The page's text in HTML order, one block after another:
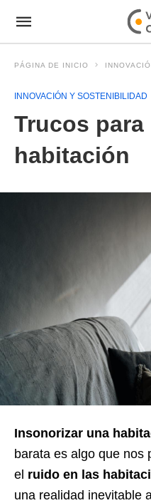
PÁGINA DE INICIO
INNOVACIÓN Y SOSTENIBILIDAD
Trucos
habitación
Insonorizar una
barata es algo que nos
el ruido en las
una realidad inevitable